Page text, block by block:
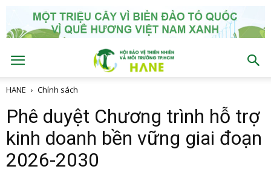
HANE Chính sách
Phê duyệt Chương trình hỗ trợ
kinh doanh bền vững giai đoạn
2026-2030